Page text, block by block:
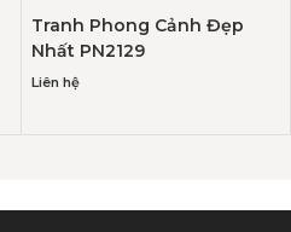
Tranh Phong Cảnh Đẹp
Nhất PN2129
Liên hệ